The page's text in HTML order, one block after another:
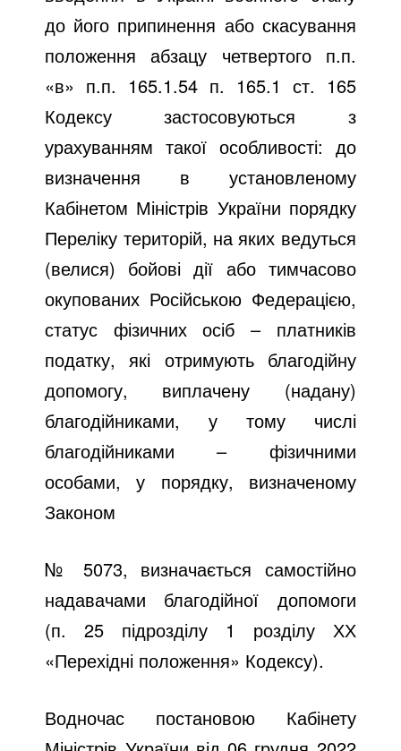
до його припинення або скасування
положення абзацу четвертого п.п.
«в» п.п. 165.1.54 п. 165.1 ст. 165
Кодексу застосовуються з
урахуванням такої особливості: до
визначення в установленому
Кабінетом Міністрів України порядку
Переліку територій, на яких ведуться
(велися) бойові дії або тимчасово
окупованих Російською Федерацією,
статус фізичних осіб – платників
податку, які отримують благодійну
допомогу, виплачену (надану)
благодійниками, у тому числі
благодійниками – фізичними
особами, у порядку, визначеному
Законом
№ 5073, визначається самостійно
надавачами благодійної допомоги
(п. 25 підрозділу 1 розділу ХХ
«Перехідні положення» Кодексу).
Водночас постановою Кабінету